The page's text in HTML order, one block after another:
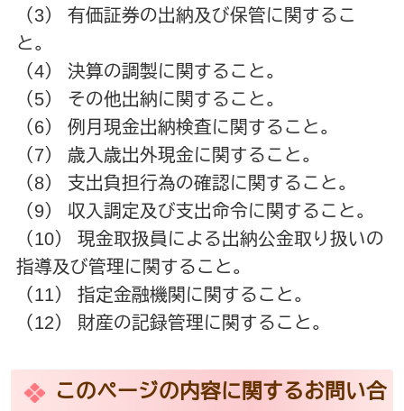
（3） 有価証券の出納及び保管に関するこ
と。
（4） 決算の調製に関すること。
（5） その他出納に関すること。
（6） 例月現金出納検査に関すること。
（7） 歳入歳出外現金に関すること。
（8） 支出負担行為の確認に関すること。
（9） 収入調定及び支出命令に関すること。
（10） 現金取扱員による出納公金取り扱いの
指導及び管理に関すること。
（11） 指定金融機関に関すること。
（12） 財産の記録管理に関すること。
このページの内容に関するお問い合